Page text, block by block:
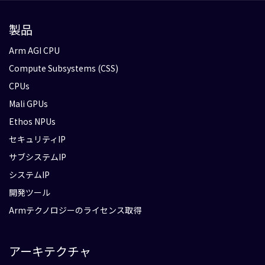
製品
Arm AGI CPU
Compute Subsystems (CSS)
CPUs
Mali GPUs
Ethos NPUs
セキュリティIP
サブシステムIP
システムIP
開発ツール
Armテクノロジーのライセンス取得
アーキテクチャ